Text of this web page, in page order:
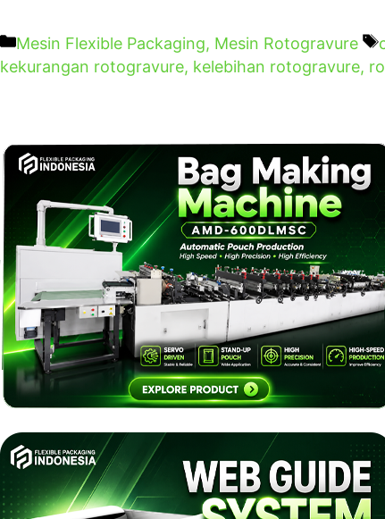
Mesin Flexible Packaging, Mesin Rotogravure
kekurangan rotogravure, kelebihan rotogravure,